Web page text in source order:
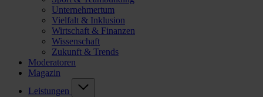
Unternehmertum
Vielfalt & Inklusion
Wirtschaft & Finanzen
Wissenschaft
Zukunft & Trends
Moderatoren
Magazin
Leistungen